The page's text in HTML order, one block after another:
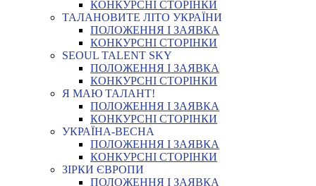
КОНКУРСНІ СТОРІНКИ
ТАЛАНОВИТЕ ЛІТО УКРАЇНИ
ПОЛОЖЕННЯ І ЗАЯВКА
КОНКУРСНІ СТОРІНКИ
SEOUL TALENT SKY
ПОЛОЖЕННЯ І ЗАЯВКА
КОНКУРСНІ СТОРІНКИ
Я МАЮ ТАЛАНТ!
ПОЛОЖЕННЯ І ЗАЯВКА
КОНКУРСНІ СТОРІНКИ
УКРАЇНА-ВЕСНА
ПОЛОЖЕННЯ І ЗАЯВКА
КОНКУРСНІ СТОРІНКИ
ЗІРКИ ЄВРОПИ
ПОЛОЖЕННЯ І ЗАЯВКА